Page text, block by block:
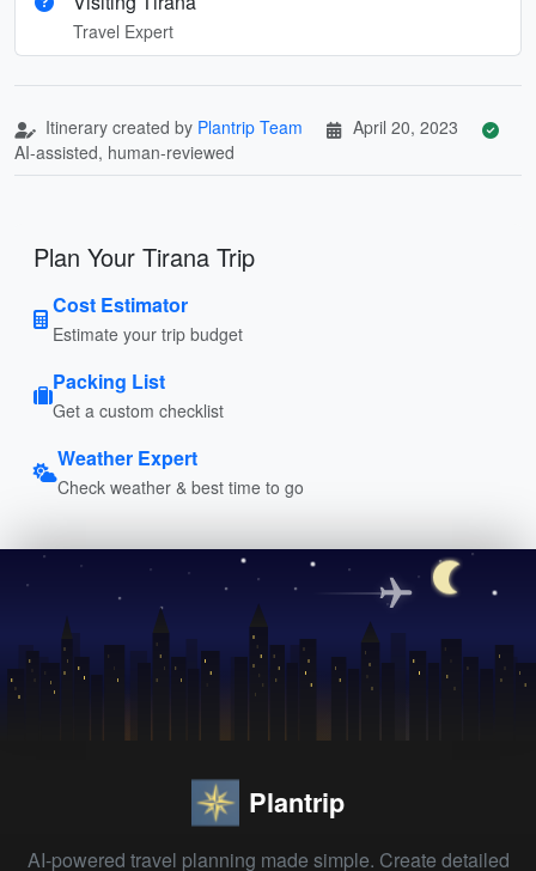
Travel Expert
Itinerary created by Plantrip Team
April 20, 2023
AI-assisted, human-reviewed
Plan Your Tirana Trip
Cost Estimator
Estimate your trip budget
Packing List
Get a custom checklist
Weather Expert
Check weather & best time to go
Plantrip
AI-powered travel planning made simple. Create detailed